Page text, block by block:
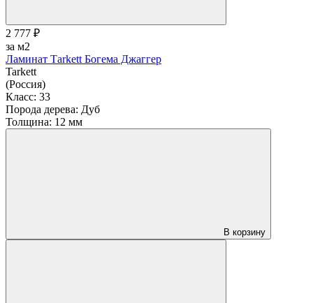
2 777 ₽
за м2
Ламинат Тarkett Богема Джаггер
Tarkett
(Россия)
Класс: 33
Порода дерева: Дуб
Толщина: 12 мм
В корзину